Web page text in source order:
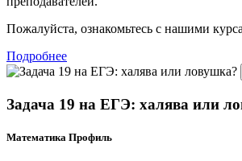
Пожалуйста, ознакомьтесь с нашими
Подробнее
Задача 19 на ЕГЭ: халява или
Математика Профиль